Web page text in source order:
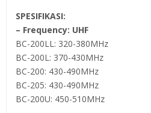
SPESIFIKASI:
– Frequency: UHF
BC-200LL: 320-380MHz
BC-200L: 370-430MHz
BC-200: 430-490MHz
BC-205: 430-490MHz
BC-200U: 450-510MHz